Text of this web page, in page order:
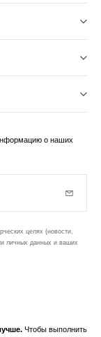
Чтобы выполнить
о наших
целях (новости,
личных данных и ваших